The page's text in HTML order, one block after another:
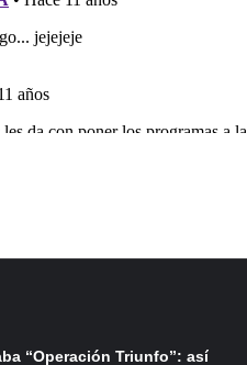
“Operación Triunfo”: así